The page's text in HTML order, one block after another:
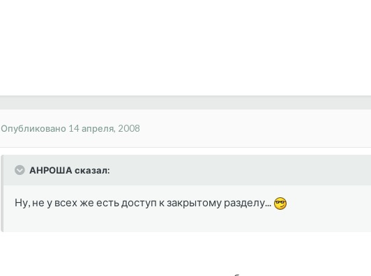
Опубликовано 14 апреля, 2008
АНРОША сказал:
Ну, не у всех же есть доступ к закрытому разделу...